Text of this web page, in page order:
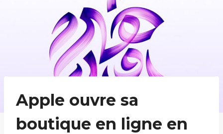
Apple ouvre sa
boutique en ligne en